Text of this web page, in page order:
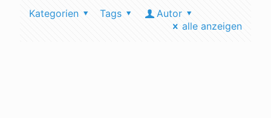
Kategorien Tags
Autor
alle anzeigen